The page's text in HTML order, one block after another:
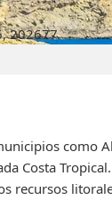
202677
como
Costa
recursos